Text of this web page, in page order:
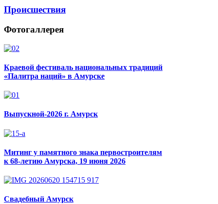
Происшествия
Фотогаллерея
Краевой фестиваль национальных традиций
«Палитра наций» в Амурске
Выпускной-2026 г. Амурск
Митинг у памятного знака первостроителям
к 68-летию Амурска, 19 июня 2026
Свадебный Амурск